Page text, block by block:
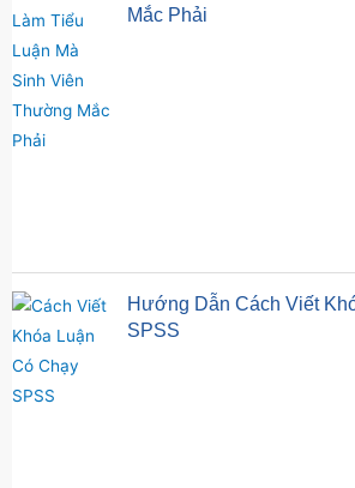
Mắc Phải
Hướng Dẫn Cách Viết
SPSS